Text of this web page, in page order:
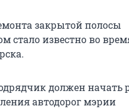
закрытой полосы
стало известно во
должен начать
автодорог мэрии